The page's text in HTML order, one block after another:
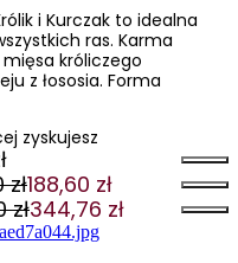
i Kurczak to idealna
ras. Karma
króliczego
z łososia. Forma
zyskujesz
zł188,60 zł
zł344,76 zł